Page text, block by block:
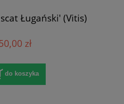
Ługański' (Vitis)
zł
do koszyka